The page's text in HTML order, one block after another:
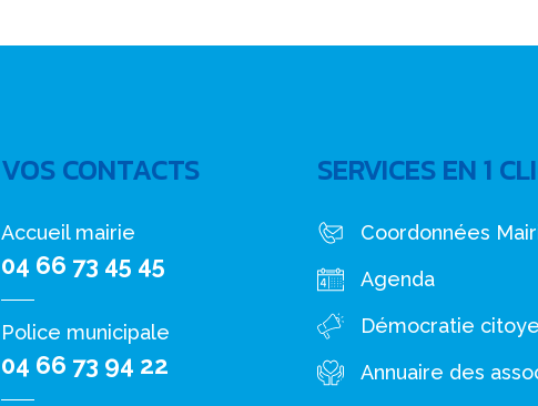
VOS CONTACTS
Accueil mairie
04 66 73 45 45
Police municipale
04 66 73 94 22
SERVICES EN 1
Coordonnées
Agenda
Démocratie
Annuaire des